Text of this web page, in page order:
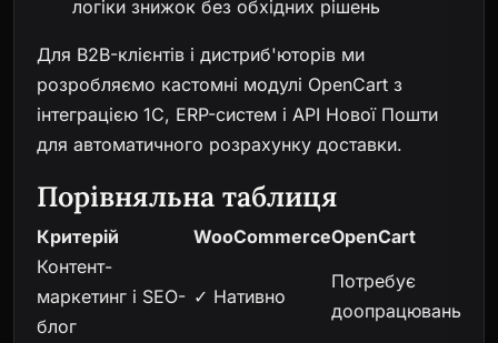
логіки знижок без обхідних рішень
Для B2B-клієнтів і дистриб'юторів ми
розробляємо кастомні модулі OpenCart з
інтеграцією 1C, ERP-систем і API Нової Пошти
для автоматичного розрахунку доставки.
Порівняльна таблиця
Критерій WooCommerceOpenCart
Контент-
маркетинг і SEO-
блог
✓ Нативно
Потребує
доопрацювань